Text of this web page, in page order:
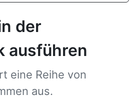
der
ausführen
eine Reihe von
aus.